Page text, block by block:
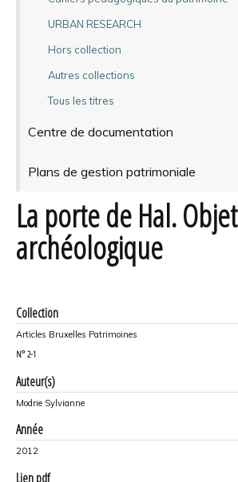
URBAN RESEARCH
Hors collection
Autres collections
Tous les titres
Centre de documentation
Plans de gestion patrimoniale
La porte de Hal. Objet
archéologique
Collection
Articles Bruxelles Patrimoines
N° 2-1
Auteur(s)
Modrie Sylvianne
Année
2012
Lien pdf